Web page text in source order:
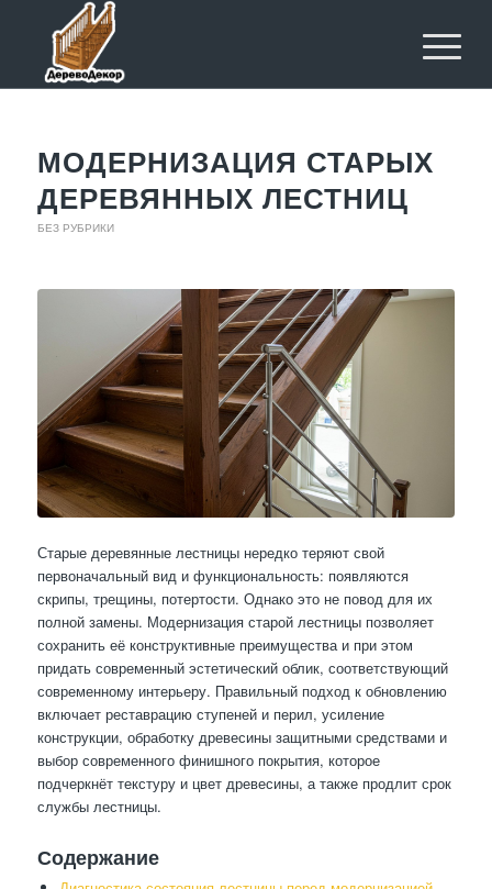
МОДЕРНИЗАЦИЯ СТАРЫХ
ДЕРЕВЯННЫХ ЛЕСТНИЦ
БЕЗ РУБРИКИ
Старые деревянные лестницы нередко теряют свой
первоначальный вид и функциональность: появляются
скрипы, трещины, потертости. Однако это не повод для их
полной замены. Модернизация старой лестницы позволяет
сохранить её конструктивные преимущества и при этом
придать современный эстетический облик, соответствующий
современному интерьеру. Правильный подход к обновлению
включает реставрацию ступеней и перил, усиление
конструкции, обработку древесины защитными средствами и
выбор современного финишного покрытия, которое
подчеркнёт текстуру и цвет древесины, а также продлит срок
службы лестницы.
Содержание